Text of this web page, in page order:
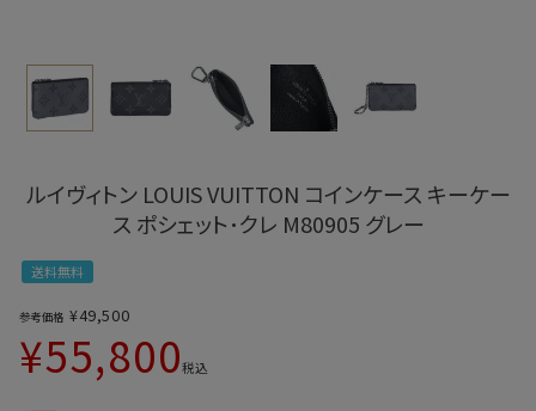
ルイヴィトン LOUIS VUITTON コインケース キーケー
ス ポシェット･クレ M80905 グレー
送料無料
参考価格 ¥49,500
¥55,800税込